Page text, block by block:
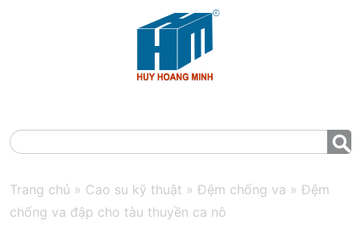
Trang chủ » Cao su kỹ thuật » Đệm chống va » Đệm
chống va đập cho tàu thuyền ca nô